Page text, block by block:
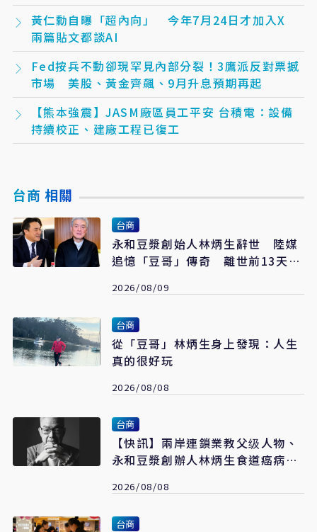
黃仁勳自曝「超內向」 今年7月24日才加入X
兩篇貼文都談AI
Fed按兵不動卻現罕見內部分裂！3鷹派反對票撼
市場 美股、黃金齊飆、9月升息預期再起
【熊本強震】JASM廠區員工平安 台積電：設備
持續校正、建廠工程已復工
台商 相關
台商
永和豆漿創始人林炳生辭世 陸媒
追憶「豆哥」傳奇 離世前13天弟
2026/08/09
台商
從「豆哥」林炳生身上發現：人生
真的很好玩
2026/08/08
台商
【快訊】兩岸連鎖業教父级人物、
永和豆漿創辦人林炳生食道癌病逝
2026/08/08
台商